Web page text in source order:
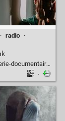
· radio
·
14-la-part-de-folie-en-nous
·